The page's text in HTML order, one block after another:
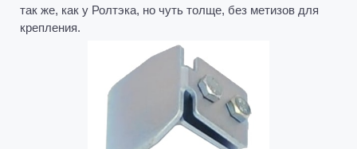
так же, как у Ролтэка, но чуть толще, без метизов для
крепления.